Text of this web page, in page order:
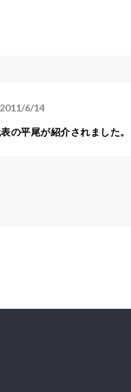
2011/6/14
の平尾が紹介されました。